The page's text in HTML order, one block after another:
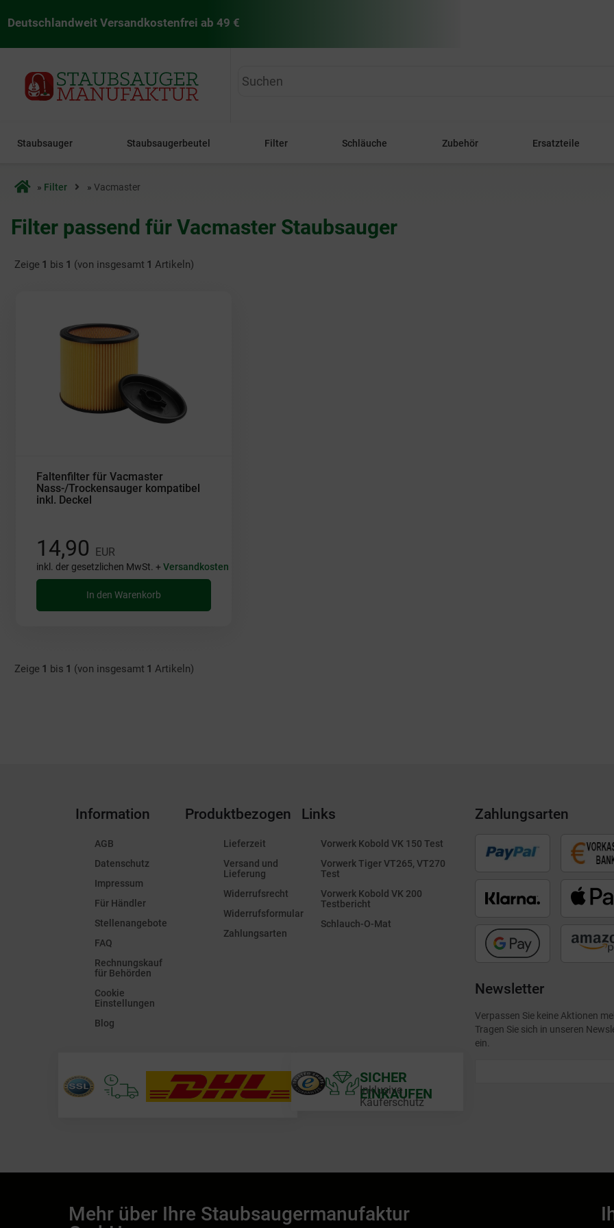
Deutschlandweit Versandkostenfrei ab 49 €
staubsaugermanufaktur
Staubsauger Staubsaugerbeutel Filter Schläuche Zubehör Ersatzteile
Startseite
» Filter » Vacmaster
Filter passend für Vacmaster Staubsauger
Zeige 1 bis 1 (von insgesamt 1 Artikeln)
Faltenfilter für Vacmaster
Nass-/Trockensauger kompatibel
inkl. Deckel
14,90 EUR
inkl. der gesetzlichen MwSt. +Versandkosten
In den Warenkorb
Zeige 1 bis 1 (von insgesamt 1 Artikeln)
Information
AGB
Datenschutz
Impressum
Für Händler
Stellenangebote
FAQ
Rechnungskauf
für Behörden
Cookie
Einstellungen
Blog
Produktbezogen
Lieferzeit
Versand und
Lieferung
Widerrufsrecht
Widerrufsformular
Zahlungsarten
Links
Vorwerk Kobold VK 150 Test
Vorwerk Tiger VT265, VT270
Test
Vorwerk Kobold VK 200
Testbericht
Schlauch-O-Mat
SICHER
EINKAUFEN
Inklusive
Käuferschutz
Zahlungsarten
Newsletter
Verpassen Sie keine Aktionen
Tragen Sie sich in unseren
ein.
Mehr über Ihre Staubsaugermanufaktur